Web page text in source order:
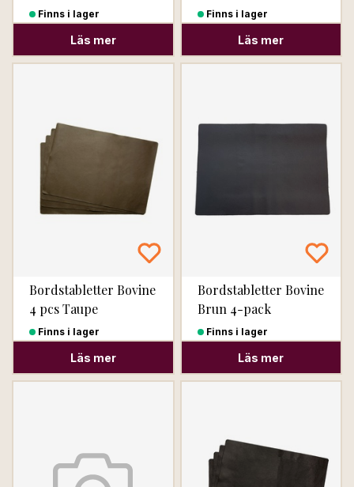
Finns i lager
Läs mer
Finns i lager
Läs mer
Bordstabletter Bovine
4 pcs Taupe
Finns i lager
Läs mer
Bordstabletter Bovine
Brun 4-pack
Finns i lager
Läs mer